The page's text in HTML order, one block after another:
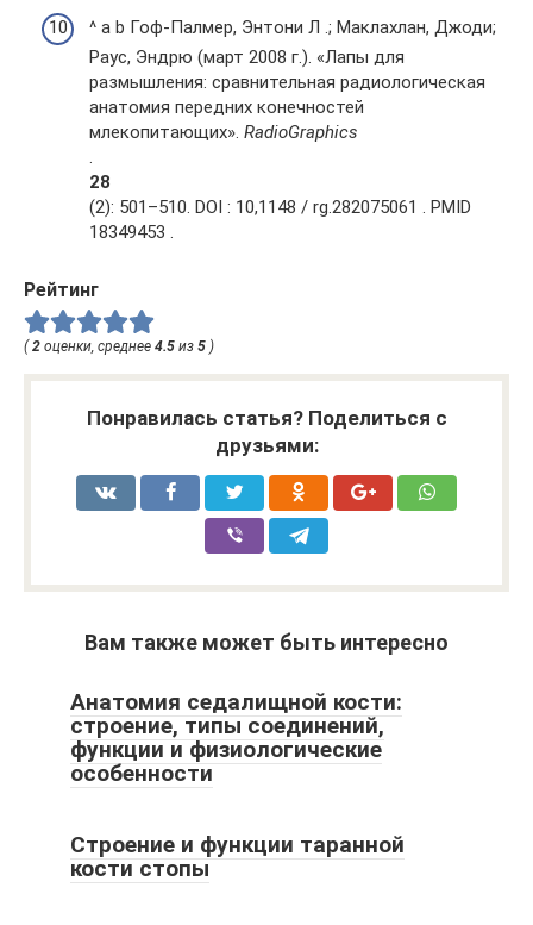
^ a b Гоф-Палмер, Энтони Л .; Маклахлан, Джоди;
Раус, Эндрю (март 2008 г.). «Лапы для
размышления: сравнительная радиологическая
анатомия передних конечностей
млекопитающих». RadioGraphics
.
28
(2): 501–510. DOI : 10,1148 / rg.282075061 . PMID
18349453 .
Рейтинг
( 2 оценки, среднее 4.5 из 5 )
Понравилась статья? Поделиться с
друзьями:
Вам также может быть интересно
Анатомия седалищной кости:
строение, типы соединений,
функции и физиологические
особенности
Строение и функции таранной
кости стопы